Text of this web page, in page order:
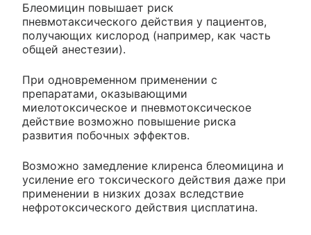
Блеомицин повышает риск
пневмотаксического действия у пациентов,
получающих кислород (например, как часть
общей анестезии).
При одновременном применении с
препаратами, оказывающими
миелотоксическое и пневмотоксическое
действие возможно повышение риска
развития побочных эффектов.
Возможно замедление клиренса блеомицина и
усиление его токсического действия даже при
применении в низких дозах вследствие
нефротоксического действия цисплатина.